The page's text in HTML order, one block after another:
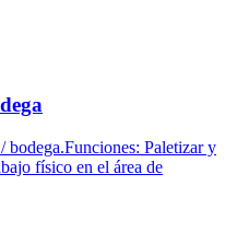
bodega.Funciones: Paletizar y
físico en el área de